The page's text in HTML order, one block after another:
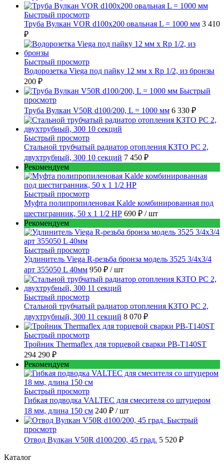
Быстрый просмотр
Труба Вулкан VOR d100x200 овальная L = 1000 мм 3 410
₽
Быстрый просмотр
Водорозетка Viega под пайку 12 мм х Rp 1/2, из бронзы
200 ₽
Быстрый
просмотр
Труба Вулкан V50R d100/200, L = 1000 мм 6 330 ₽
Быстрый просмотр
Стальной трубчатый радиатор отопления КЗТО РС 2,
двухтрубный, 300 10 секций 7 450 ₽
Рекомендуем
Быстрый просмотр
Муфта полипропиленовая Kalde комбинированная под
шестигранник, 50 x 1 1/2 НР 690 ₽ / шт
Рекомендуем
Быстрый просмотр
Удлинитель Viega R-резьба бронза модель 3525 3/4x3/4
арт 355050 L 40мм 950 ₽ / шт
Быстрый просмотр
Стальной трубчатый радиатор отопления КЗТО РС 2,
двухтрубный, 300 11 секций 8 070 ₽
Быстрый просмотр
Тройник Thermaflex для торцевой сварки PB-T140ST
294 290 ₽
Рекомендуем
Быстрый просмотр
Гибкая подводка VALTEC для смесителя со штуцером
18 мм, длина 150 см 240 ₽ / шт
Быстрый
просмотр
Отвод Вулкан V50R d100/200, 45 град. 5 520 ₽
Каталог